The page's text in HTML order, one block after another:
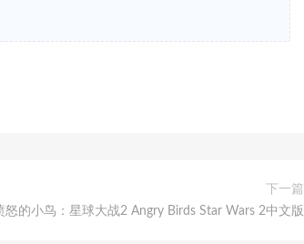
下一篇
怒的小鸟：星球大战2 Angry Birds Star Wars 2中文版